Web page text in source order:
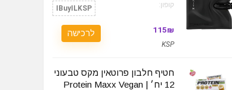
קופון: IBuyILKSP
115₪
KSP
לרכישה
חטיף חלבון פרוטאין מקס טבעוני
12 יח׳ | Protein Maxx Vegan